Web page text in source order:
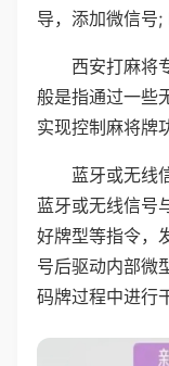
导，添加微信号;
西安打麻将
般是指通过一些
实现控制麻将牌
蓝牙或无线
蓝牙或无线信号
好牌型等指令，
号后驱动内部微
码牌过程中进行